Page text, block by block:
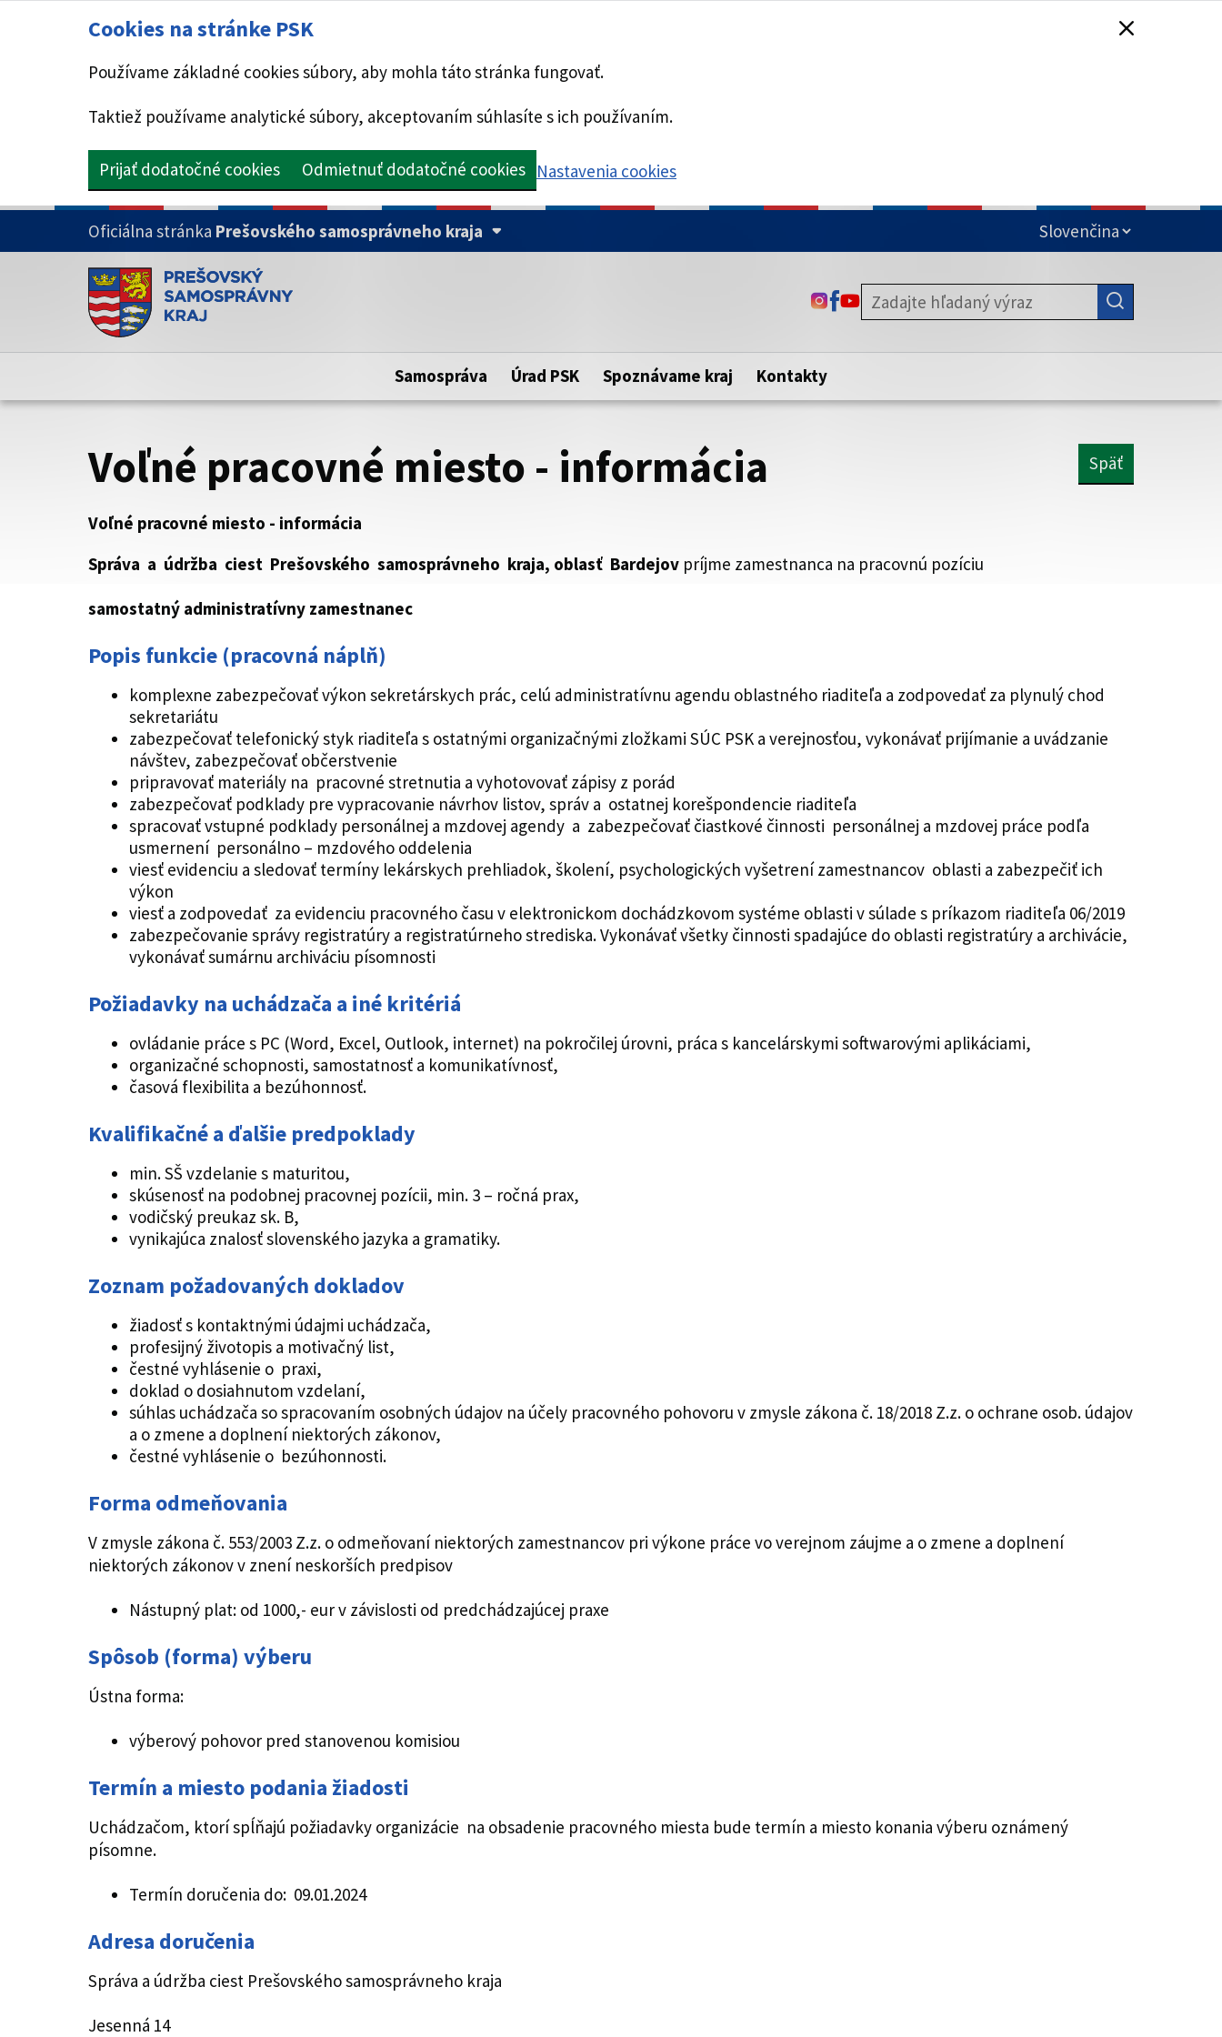
Cookies na stránke PSK
Používame základné cookies súbory, aby mohla táto stránka fungovať.
Taktiež používame analytické súbory, akceptovaním súhlasíte s ich používaním.
Prijať dodatočné cookies Odmietnuť dodatočné cookies Nastavenia cookies
PRESKOČIŤ NA HLAVNÝ OBSAH
Oficiálna stránka Prešovského samosprávneho kraja
Doména psk.sk je oficiálna
Toto je oficiálna webová stránka Prešovského samosprávneho kraja.
Táto stránka je zabezpečená
zabezpečenú webovú stránku. Zabezpečená stránka vždy začína
https:// pred názvom domény webového sídla.
ODKAZ SA OTVORÍ NA NOVEJ KARTE
ODKAZ SA OTVORÍ NA NOVEJ KARTE
ODKAZ SA OTVORÍ NA NOVEJ KARTE
Samospráva Úrad PSK Spoznávame kraj Kontakty
Voľné pracovné miesto - informácia Späť
Voľné pracovné miesto - informácia
Správa a údržba ciest Prešovského samosprávneho kraja, oblasť Bardejov príjme zamestnanca na pracovnú pozíciu
samostatný administratívny zamestnanec
Popis funkcie (pracovná náplň)
komplexne zabezpečovať výkon sekretárskych prác, celú administratívnu agendu oblastného riaditeľa a zodpovedať za plynulý chod
sekretariátu
zabezpečovať telefonický styk riaditeľa s ostatnými organizačnými zložkami SÚC PSK a verejnosťou, vykonávať prijímanie a uvádzanie
návštev, zabezpečovať občerstvenie
pripravovať materiály na pracovné stretnutia a vyhotovovať zápisy z porád
zabezpečovať podklady pre vypracovanie návrhov listov, správ a ostatnej korešpondencie riaditeľa
spracovať vstupné podklady personálnej a mzdovej agendy a zabezpečovať čiastkové činnosti personálnej a mzdovej práce podľa
usmernení personálno – mzdového oddelenia
viesť evidenciu a sledovať termíny lekárskych prehliadok, školení, psychologických vyšetrení zamestnancov oblasti a zabezpečiť ich
výkon
viesť a zodpovedať za evidenciu pracovného času v elektronickom dochádzkovom systéme oblasti v súlade s príkazom riaditeľa 06/2019
zabezpečovanie správy registratúry a registratúrneho strediska. Vykonávať všetky činnosti spadajúce do oblasti registratúry a archivácie,
vykonávať sumárnu archiváciu písomnosti
Požiadavky na uchádzača a iné kritériá
ovládanie práce s PC (Word, Excel, Outlook, internet) na pokročilej úrovni, práca s kancelárskymi softwarovými aplikáciami,
organizačné schopnosti, samostatnosť a komunikatívnosť,
časová flexibilita a bezúhonnosť.
Kvalifikačné a ďalšie predpoklady
min. SŠ vzdelanie s maturitou,
skúsenosť na podobnej pracovnej pozícii, min. 3 – ročná prax,
vodičský preukaz sk. B,
vynikajúca znalosť slovenského jazyka a gramatiky.
Zoznam požadovaných dokladov
žiadosť s kontaktnými údajmi uchádzača,
profesijný životopis a motivačný list,
čestné vyhlásenie o praxi,
doklad o dosiahnutom vzdelaní,
súhlas uchádzača so spracovaním osobných údajov na účely pracovného pohovoru v zmysle zákona č. 18/2018 Z.z. o ochrane osob. údajov
a o zmene a doplnení niektorých zákonov,
čestné vyhlásenie o bezúhonnosti.
Forma odmeňovania
V zmysle zákona č. 553/2003 Z.z. o odmeňovaní niektorých zamestnancov pri výkone práce vo verejnom záujme a o zmene a doplnení
niektorých zákonov v znení neskorších predpisov
Nástupný plat: od 1000,- eur v závislosti od predchádzajúcej praxe
Spôsob (forma) výberu
Ústna forma:
výberový pohovor pred stanovenou komisiou
Termín a miesto podania žiadosti
Uchádzačom, ktorí spĺňajú požiadavky organizácie na obsadenie pracovného miesta bude termín a miesto konania výberu oznámený
písomne.
Termín doručenia do: 09.01.2024
Adresa doručenia
Správa a údržba ciest Prešovského samosprávneho kraja
Jesenná 14